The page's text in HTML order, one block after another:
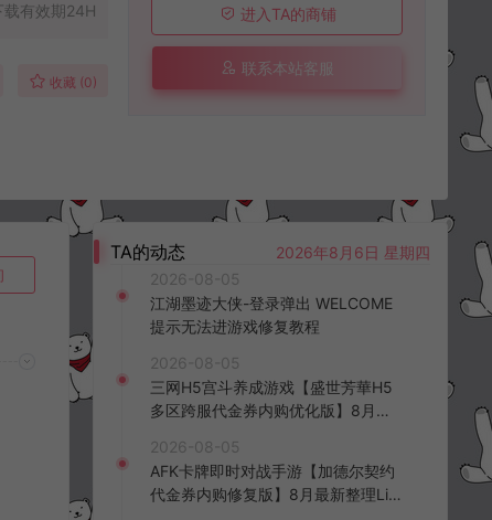
载有效期24H
收藏 (0)
进入TA的商铺
联系本站客服
TA的动态
2026年8月6日 星期四
2026-08-05
江湖墨迹大侠-登录弹出 WELCOME
提示无法进游戏修复教程
2026-08-05
三网H5宫斗养成游戏【盛世芳華H5
多区跨服代金券内购优化版】8月最
台+全资源安卓+详细搭建教程+视频
教程
2026-08-05
AFK卡牌即时对战手游【加德尔契约
代金券内购修复版】8月最新整理Lin